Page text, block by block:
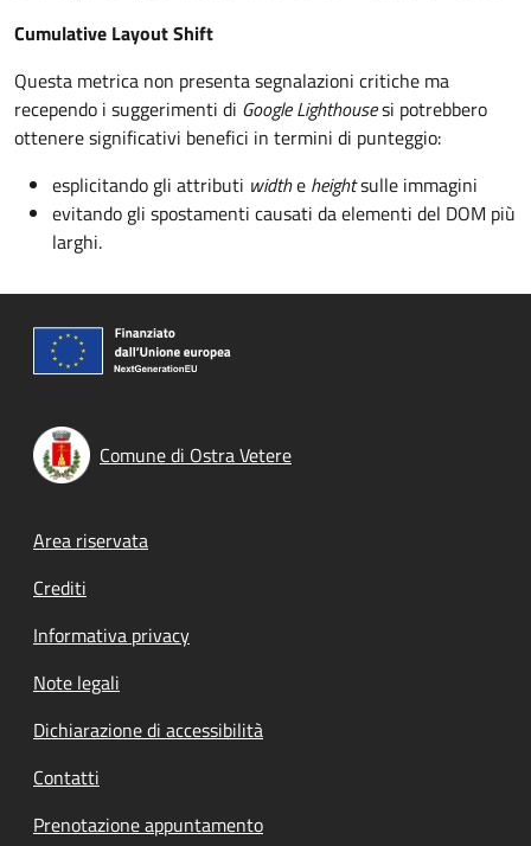
Cumulative Layout Shift
Questa metrica non presenta segnalazioni critiche ma
recependo i suggerimenti di Google Lighthousesi potrebbero
ottenere significativi benefici in termini di punteggio:
esplicitando gli attributi widthe heightsulle immagini
evitando gli spostamenti causati da elementi del DOM più
larghi.
Comune di Ostra Vetere
Footer menu
Area riservata
Crediti
Informativa privacy
Note legali
Dichiarazione di accessibilità
Contatti
Prenotazione appuntamento